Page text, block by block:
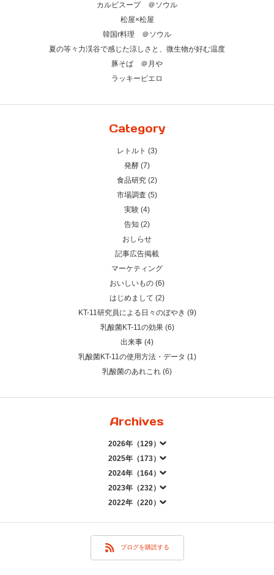
カルビスープ ＠ソウル
松屋×松屋
韓国r料理 ＠ソウル
夏の等々力渓谷で感じた涼しさと、微生物が好む温度
豚そば ＠月や
ラッキーピエロ
Category
レトルト (3)
発酵 (7)
食品研究 (2)
市場調査 (5)
実験 (4)
告知 (2)
おしらせ
記事広告掲載
マーケティング
おいしいもの (6)
はじめまして (2)
KT-11研究員による日々のぼやき (9)
乳酸菌KT-11の効果 (6)
出来事 (4)
乳酸菌KT-11の使用方法・データ (1)
乳酸菌のあれこれ (6)
Archives
2026年（129）
2025年（173）
2024年（164）
2023年（232）
2022年（220）
ブログを購読する